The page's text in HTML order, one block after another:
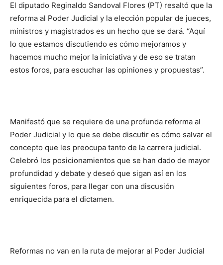
El diputado Reginaldo Sandoval Flores (PT) resaltó que la
reforma al Poder Judicial y la elección popular de jueces,
ministros y magistrados es un hecho que se dará. “Aquí
lo que estamos discutiendo es cómo mejoramos y
hacemos mucho mejor la iniciativa y de eso se tratan
estos foros, para escuchar las opiniones y propuestas”.
Manifestó que se requiere de una profunda reforma al
Poder Judicial y lo que se debe discutir es cómo salvar el
concepto que les preocupa tanto de la carrera judicial.
Celebró los posicionamientos que se han dado de mayor
profundidad y debate y deseó que sigan así en los
siguientes foros, para llegar con una discusión
enriquecida para el dictamen.
Reformas no van en la ruta de mejorar al Poder Judicial